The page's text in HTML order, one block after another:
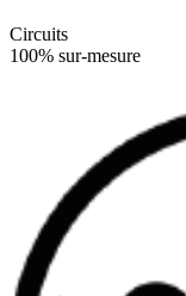
Circuits
100% sur-mesure